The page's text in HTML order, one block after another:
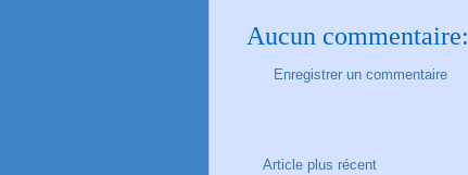
Aucun commentaire:
Enregistrer un commentaire
Article plus récent